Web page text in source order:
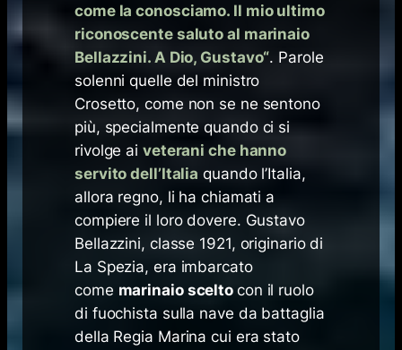
come la conosciamo. Il mio ultimo
riconoscente saluto al marinaio
Bellazzini. A Dio, Gustavo“. Parole
solenni quelle del ministro
Crosetto, come non se ne sentono
più, specialmente quando ci si
rivolge ai veterani che hanno
servito dell’Italia quando l’Italia,
allora regno, li ha chiamati a
compiere il loro dovere. Gustavo
Bellazzini, classe 1921, originario di
La Spezia, era imbarcato
come marinaio scelto con il ruolo
di fuochista sulla nave da battaglia
della Regia Marina cui era stato